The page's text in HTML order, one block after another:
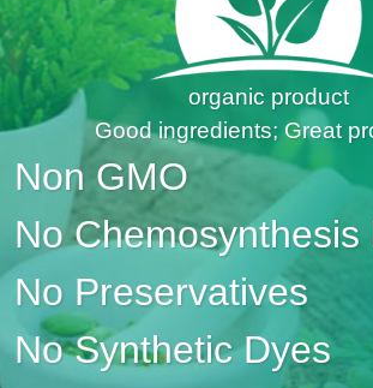
organic product
Good ingredients; Great
Non GMO
No Chemosynthesis
No Preservatives
No Synthetic Dyes